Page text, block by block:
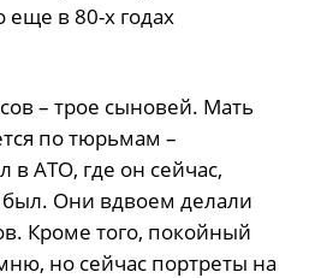
еще в 80-х годах
– трое сыновей. Мать
по тюрьмам –
АТО, где он сейчас,
был. Они вдвоем делали
Кроме того, покойный
но сейчас портреты на